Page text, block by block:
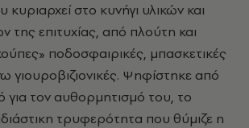
στο κυνήγι υλικών και
επιτυχίας, από πλούτη και
ποδοσφαιρικές, μπασκετικές
γιουροβιζιονικές. Ψηφίστηκε από
για τον αυθορμητισμό του, το
τρυφερότητα που θύμιζε η